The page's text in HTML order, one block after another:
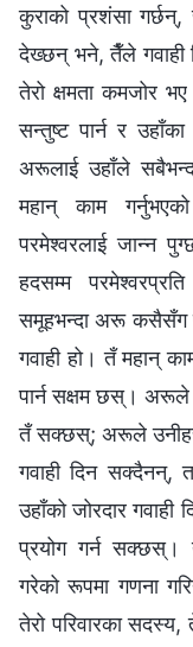
कुराको प्रशंसा
देख्छन् भने, तैँले गवाही
तेरो क्षमता कमजोर भए
सन्तुष्ट पार्न र
अरूलाई उहाँले
महान् काम
परमेश्‍वरलाई जान्न
हदसम्म
समूहभन्दा अरू कसैसँग
गवाही हो। तँ महान्
पार्न सक्षम छस्।
तँ सक्छस्; अरूले
गवाही दिन सक्दैनन्,
उहाँको जोरदार गवाही
प्रयोग गर्न सक्छस्।
गरेको रूपमा गणना
तेरो परिवारका सदस्य,